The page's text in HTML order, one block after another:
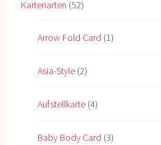
Kartenarten (52)
Arrow Fold Card (1)
Asia-Style (2)
Aufstellkarte (4)
Baby Body Card (3)